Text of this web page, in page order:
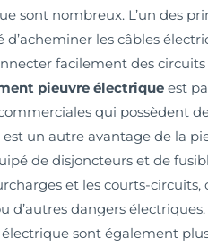
sont nombreux. L’un des
d’acheminer les câbles
facilement des
pieuvre électrique est
qui possèdent
un autre avantage de la
de disjoncteurs et de
et les courts-
d’autres dangers
sont également